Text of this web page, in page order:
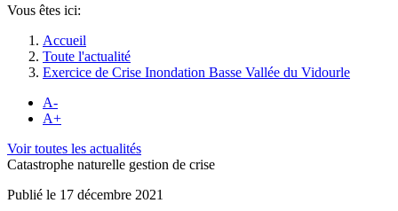
Vous êtes ici:
Accueil
Toute l'actualité
Exercice de Crise Inondation Basse Vallée du Vidourle
A-
A+
Voir toutes les actualités
Catastrophe naturelle gestion de crise
Publié le 17 décembre 2021